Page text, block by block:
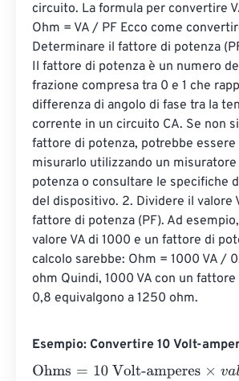
circuito. La formula per convertire
Ohm = VA / PF Ecco come
Determinare il fattore di potenza
Il fattore di potenza è un numero
frazione compresa tra 0 e 1 che
differenza di angolo di fase tra la
corrente in un circuito CA. Se non
fattore di potenza, potrebbe essere
misurarlo utilizzando un
potenza o consultare le specifiche
del dispositivo. 2. Dividere il valore
fattore di potenza (PF). Ad
valore VA di 1000 e un fattore di
calcolo sarebbe: Ohm = 1000 VA /
ohm Quindi, 1000 VA con un
0,8 equivalgono a 1250 ohm.
Esempio: Convertire 10 Volt-
Ohms= 10 Volt-amperes×value =100